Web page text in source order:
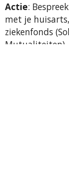
Actie:
met je
ziekenfonds
Mutualiteiten),